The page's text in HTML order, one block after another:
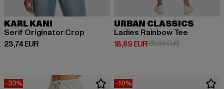
KARL KANI
Serif Originator Crop
23,74 EUR
Derzeitiger Preis: 23,74 EUR
URBAN CLASSICS
Ladies Rainbow Tee
18,89 EUR
Derzeitiger Preis: 18,89 EUR
29,99 EURAktionspreis:
-33% -10%